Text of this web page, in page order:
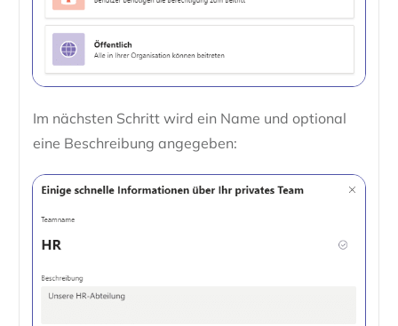
Im nächsten Schritt wird ein Name und optional
eine Beschreibung angegeben: